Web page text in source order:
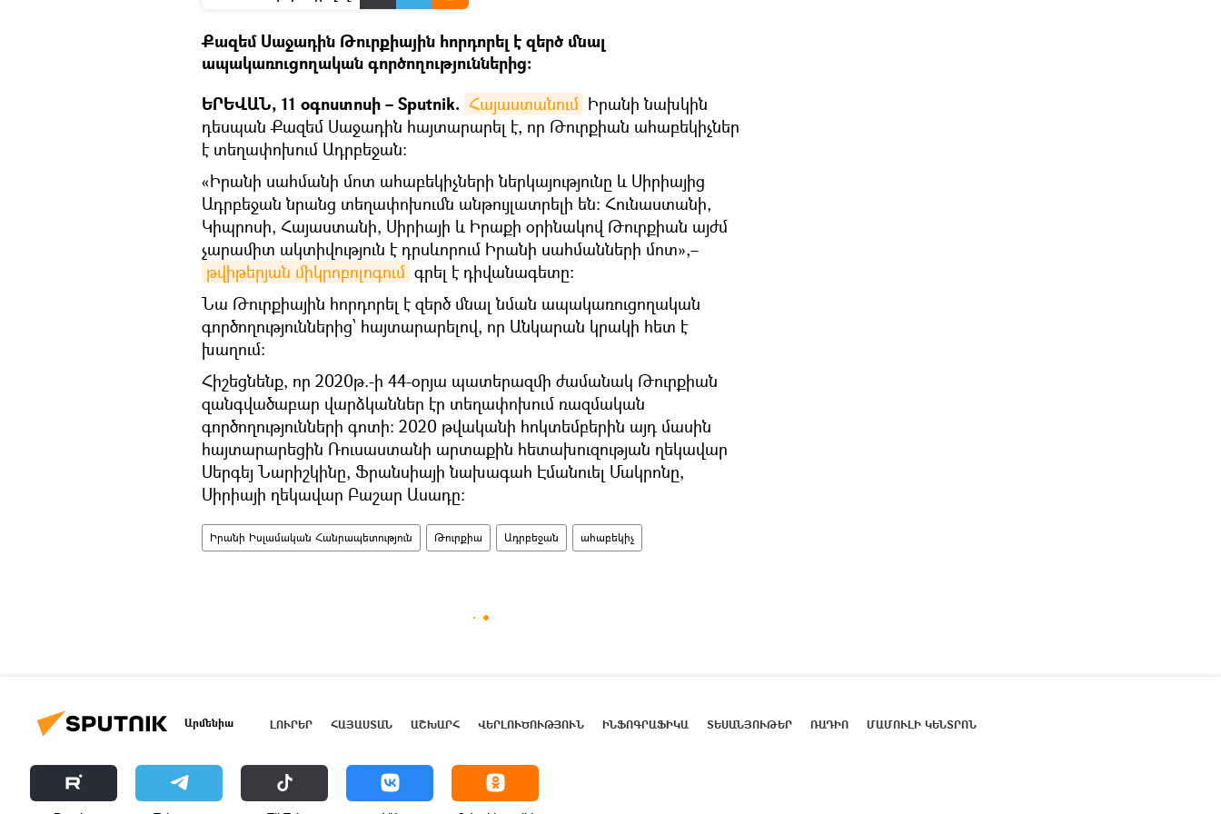
Քազեմ Սաջադին Թուրքիային հորդորել է զերծ մնալ
ապակառուցողական գործողություններից։
ԵՐԵՎԱՆ, 11 օգոստոսի – Sputnik. Հայաստանում Իրանի նախկին
դեսպան Քազեմ Սաջադին հայտարարել է, որ Թուրքիան ահաբեկիչներ
է տեղափոխում Ադրբեջան։
«Իրանի սահմանի մոտ ահաբեկիչների ներկայությունը և Սիրիայից
Ադրբեջան նրանց տեղափոխումն անթույլատրելի են։ Հունաստանի,
Կիպրոսի, Հայաստանի, Սիրիայի և Իրաքի օրինակով Թուրքիան այժմ
չարամիտ ակտիվություն է դրսևորում Իրանի սահմանների մոտ»,–
թվիթերյան միկրոբոլոգում գրել է դիվանագետը։
Նա Թուրքիային հորդորել է զերծ մնալ նման ապակառուցողական
գործողություններից՝ հայտարարելով, որ Անկարան կրակի հետ է
խաղում։
Հիշեցնենք, որ 2020թ.-ի 44-օրյա պատերազմի ժամանակ Թուրքիան
զանգվածաբար վարձկաններ էր տեղափոխում ռազմական
գործողությունների գոտի։ 2020 թվականի հոկտեմբերին այդ մասին
հայտարարեցին Ռուսաստանի արտաքին հետախուզության ղեկավար
Սերգեյ Նարիշկինը, Ֆրանսիայի նախագահ Էմանուել Մակրոնը,
Սիրիայի ղեկավար Բաշար Ասադը:
Իրանի Իսլամական Հանրապետություն Թուրքիա Ադրբեջան ահաբեկիչ
Արմենիա ԼՈՒՐԵՐ ՀԱՅԱՍՏԱՆ ԱՇԽԱՐՀ ՎԵՐԼՈՒԾՈՒԹՅՈՒՆ ԻՆՖՈԳՐԱՖԻԿԱ ՏԵՍԱՆՅՈՒԹԵՐ ՌԱԴԻՈ ՄԱՄՈՒԼԻ ԿԵՆՏՐՈՆ